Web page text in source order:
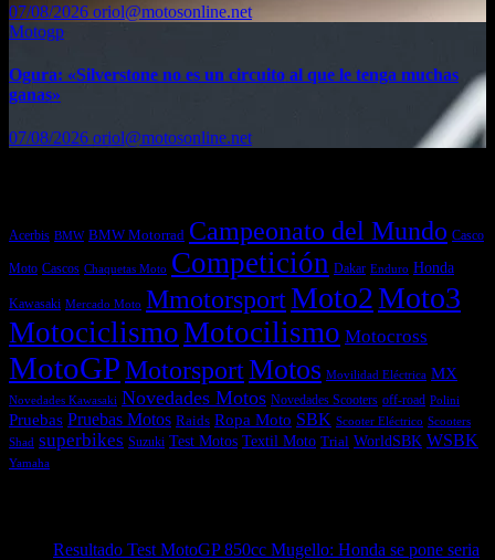
07/08/2026 oriol@motosonline.net
Motogp
Ogura: «Silverstone no es un circuito al que le tenga muchas
ganas»
07/08/2026 oriol@motosonline.net
Acerbis BMW BMW Motorrad Campeonato del Mundo Casco
Moto Cascos Chaquetas Moto Competición Dakar Enduro Honda
Kawasaki Mercado Moto MmotorsportMoto2Moto3
MotociclismoMotocilismo Motocross
MotoGPMotorsportMotos Movilidad Eléctrica MX
Novedades Kawasaki Novedades Motos Novedades Scooters off-road Polini
Pruebas Pruebas Motos Raids Ropa Moto SBK Scooter Eléctrico Scooters
Shad superbikes Suzuki Test Motos Textil Moto Trial WorldSBK WSBK
Yamaha
Resultado Test MotoGP 850cc Mugello: Honda se pone seria